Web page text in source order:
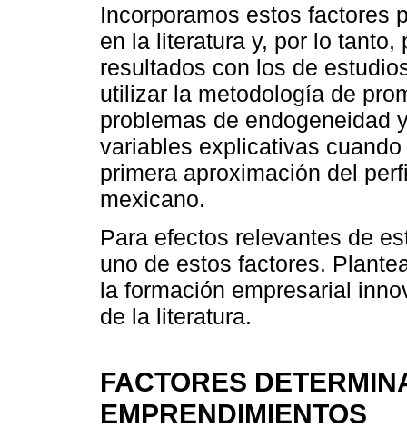
Incorporamos estos factores
en la literatura y, por lo
resultados con los de
utilizar la metodología de
problemas de endogeneidad
variables explicativas
primera aproximación del
mexicano.
Para efectos relevantes de
uno de estos factores.
la formación empresarial
de la literatura.
FACTORES
EMPRENDIMIENTOS